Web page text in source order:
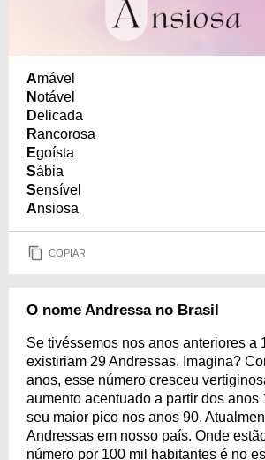
Amável
Notável
Delicada
Rancorosa
Egoísta
Sábia
Sensível
Ansiosa
COPIAR
O nome Andressa no Brasil
Se tivéssemos nos anos anteriores a
existiriam 29 Andressas. Imagina?
anos, esse número cresceu
aumento acentuado a partir dos anos
seu maior pico nos anos 90.
Andressas em nosso país. Onde
número por 100 mil habitantes é no